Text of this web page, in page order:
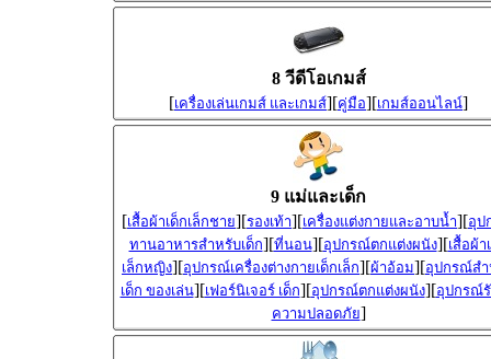
8 วีดีโอเกมส์
[เครื่องเล่นเกมส์ และเกมส์][คู่มือ][เกมส์ออนไลน์]
9 แม่และเด็ก
[เสื้อผ้าเด็กเล็กชาย][รองเท้า][เครื่องแต่งกายและอาบน้ำ][อุป
ทานอาหารสำหรับเด็ก][ที่นอน][อุปกรณ์ตกแต่งผนัง][เสื้อผ้า
เล็กหญิง][อุปกรณ์เครื่องต่างกายเด็กเล็ก][ผ้าอ้อม][อุปกรณ์ส
เด็ก ของเล่น][เฟอร์นิเจอร์ เด็ก][อุปกรณ์ตกแต่งผนัง][อุปกรณ์
ความปลอดภัย]